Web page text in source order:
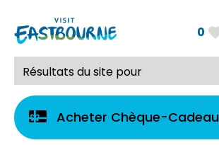
0
Acheter Chèque-Cadeau